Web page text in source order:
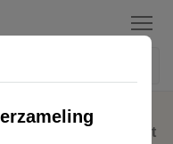
Menu
F1® TEAM Drift Cat